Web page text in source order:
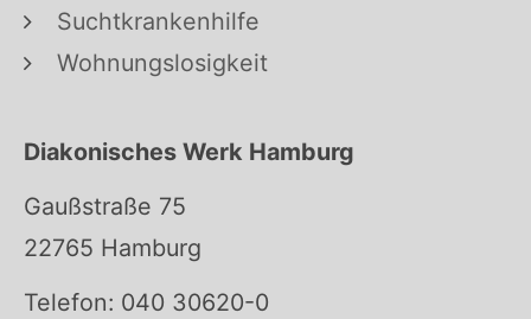
Suchtkrankenhilfe
Wohnungslosigkeit
Diakonisches Werk Hamburg
Gaußstraße 75
22765 Hamburg
Telefon: 040 30620-0